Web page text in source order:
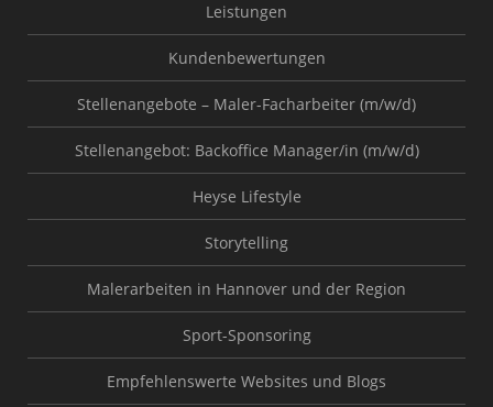
Leistungen
Kundenbewertungen
Stellenangebote – Maler-Facharbeiter (m/w/d)
Stellenangebot: Backoffice Manager/in (m/w/d)
Heyse Lifestyle
Storytelling
Malerarbeiten in Hannover und der Region
Sport-Sponsoring
Empfehlenswerte Websites und Blogs